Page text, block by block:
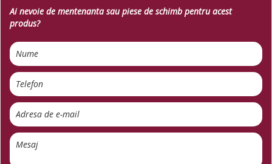
Ai nevoie de mentenanta sau piese de schimb pentru acest
produs?